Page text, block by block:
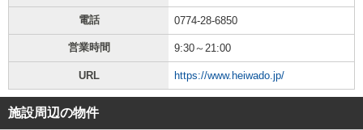
電話 0774-28-6850
営業時間 9:30～21:00
URL https://www.heiwado.jp/
施設周辺の物件